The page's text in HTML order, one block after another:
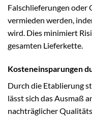
Falschlieferungen
vermieden werden,
wird. Dies minimiert
gesamten Lieferkette.
Kosteneinsparungen
Durch die Etablierung
lässt sich das Ausmaß
nachträglicher